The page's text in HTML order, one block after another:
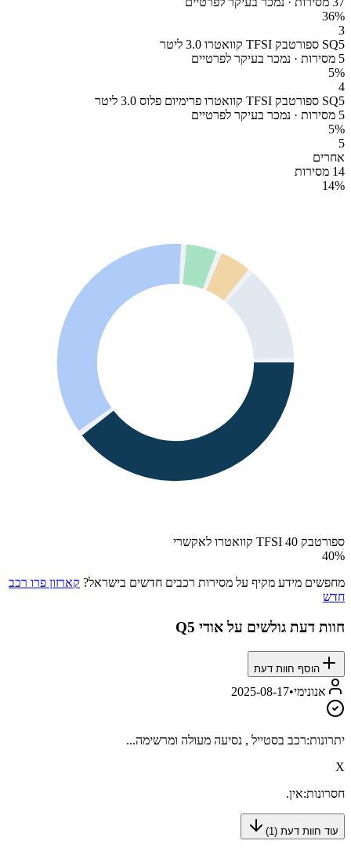
36%
3
SQ5 ספורטבק TFSI קוואטרו 3.0 ליטר
5 מסירות · נמכר בעיקר לפרטיים
5%
4
SQ5 ספורטבק TFSI קוואטרו פרימיום פלוס 3.0 ליטר
5 מסירות · נמכר בעיקר לפרטיים
5%
5
אחרים
14 מסירות
14%
ספורטבק 40 TFSI קוואטרו לאקשרי
40%
מחפשים מידע מקיף על מסירות רכבים חדשים בישראל? קארזון פרו רכב
חדש
חוות דעת גולשים על אודי Q5
הוסף חוות דעת
אנונימי•
2025-08-17
יתרונות:רכב בסטייל , נסיעה מעולה ומרשימה...
X
חסרונות:אין.
עוד חוות דעת ( 1
)